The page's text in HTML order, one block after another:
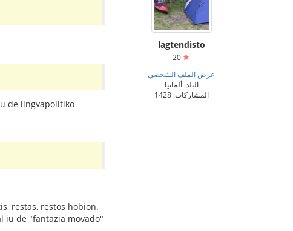
lagtendisto
عرض الملف الشخصي
البلد: ألمانيا
المشاركات: 1428
de lingvapolitiko
restas, restos hobion.
iu de "fantazia movado"